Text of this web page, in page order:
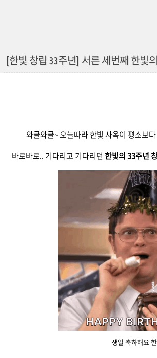
[한빛 창립 33주년] 서른 세번째 한빛
와글와글~ 오늘따라 한빛 사옥이 평소보
바로바로.. 기다리고 기다리던 한빛의 33주년
생일 축하해요